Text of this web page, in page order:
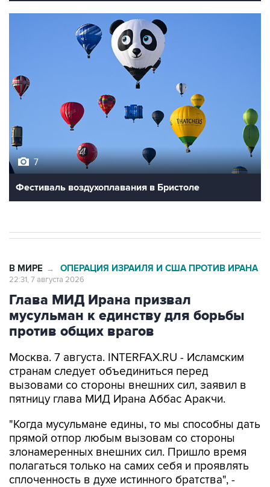
7
Фестиваль воздухоплавания в Бристоле
В МИРЕ → ОПЕРАЦИЯ ИЗРАИЛЯ И США ПРОТИВ ИРАНА
22:31, 7 августа 2026
Глава МИД Ирана призвал
мусульман к единству для борьбы
против общих врагов
Москва. 7 августа. INTERFAX.RU - Исламским
странам следует объединиться перед
вызовами со стороны внешних сил, заявил в
пятницу глава МИД Ирана Аббас Аракчи.
"Когда мусульмане едины, то мы способны дать
прямой отпор любым вызовам со стороны
злонамеренных внешних сил. Пришло время
полагаться только на самих себя и проявлять
сплоченность в духе истинного братства", -